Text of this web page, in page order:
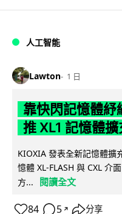
人工智能
Lawton 1 日
靠快閃記憶體紓
推 XL1 記憶體
KIOXIA 發表全新記憶體擴
憶體 XL-FLASH 與 CXL 介
方...
閱讀全文
84 5 ↗ 分享